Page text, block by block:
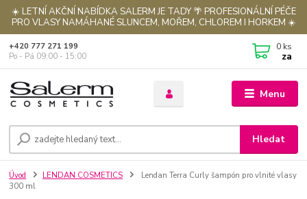
☀️ LETNÍ AKČNÍ NABÍDKA SALERM JE TADY 🌴 PROFESIONÁLNÍ PÉČE
PRO VLASY NAMÁHANÉ SLUNCEM, MOŘEM, CHLOREM I HORKEM ☀️
Menu
Hledat
+420 777 271 199
Po - Pá 09:00 - 15:00
0 ks
za
Úvod LENDAN COSMETICS
Lendan Terra Curly šampón pro vlnité vlasy
300 ml